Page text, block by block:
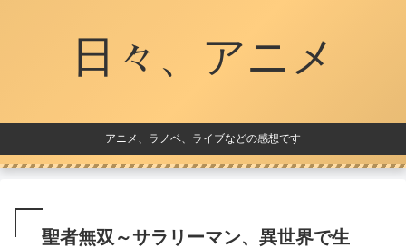
日々、アニメ
アニメ、ラノベ、ライブなどの感想です
聖者無双～サラリーマン、異世界で生